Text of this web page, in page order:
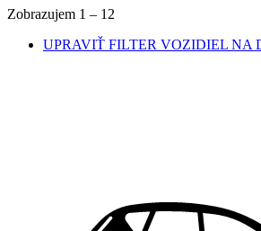
Zobrazujem 1 – 12
UPRAVIŤ FILTER VOZIDIEL NA